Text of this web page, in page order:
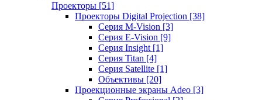
Проекторы [51]
Проекторы Digital Projection [38]
Серия M-Vision [3]
Серия E-Vision [9]
Серия Insight [1]
Серия Titan [4]
Серия Satellite [1]
Объективы [20]
Проекционные экраны Adeo [3]